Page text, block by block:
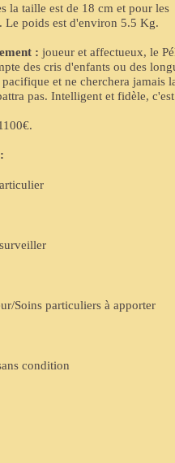
la taille est de 18 cm et pour les
Le poids est d'environ 5.5 Kg.
: joueur et affectueux, le
des cris d'enfants ou des
et ne cherchera jamais
pas. Intelligent et fidèle,
Soins particuliers à apporter
condition